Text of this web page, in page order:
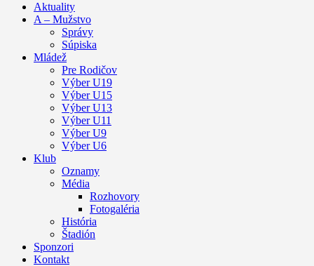
Aktuality
A – Mužstvo
Správy
Súpiska
Mládež
Pre Rodičov
Výber U19
Výber U15
Výber U13
Výber U11
Výber U9
Výber U6
Klub
Oznamy
Média
Rozhovory
Fotogaléria
História
Štadión
Sponzori
Kontakt